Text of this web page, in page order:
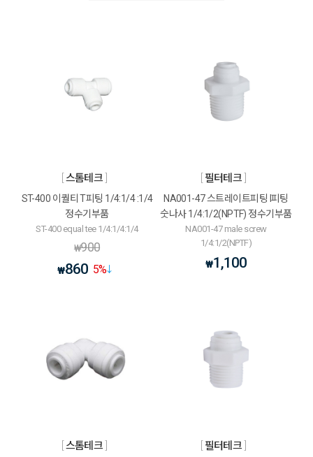
스톰테크
ST-400 이퀄티 T피팅 1/4:1/4 :1/4
정수기부품
ST-400 equal tee 1/4:1/4:1/4
₩900
₩860 5%
필터테크
NA001-47 스트레이트피팅 I피팅
숫나사 1/4:1/2(NPTF) 정수기부품
NA001-47 male screw
1/4:1/2(NPTF)
₩1,100
스톰테크 필터테크